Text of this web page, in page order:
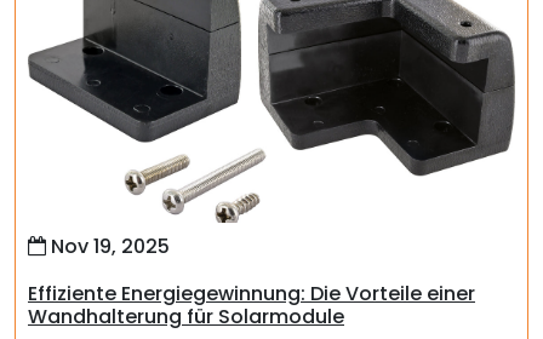
Nov 19, 2025
Effiziente Energiegewinnung: Die Vorteile einer
Wandhalterung für Solarmodule